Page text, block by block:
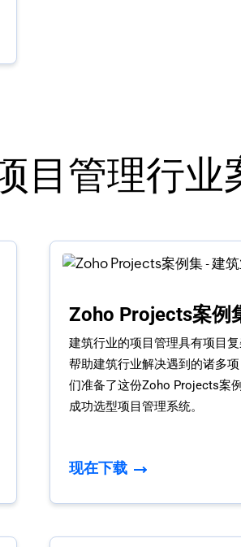
目管理行业
Zoho Projects案例
建筑行业的项目管理具有项目
帮助建筑行业解决遇到的诸多
们准备了这份Zoho Projects案
成功选型项目管理系统。
现在下载